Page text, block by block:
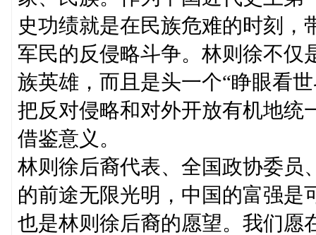
史功绩就是在民族危难的时刻
军民的反侵略斗争。林则徐不仅
族英雄，而且是头一个“睁眼看
把反对侵略和对外开放有机地统
借鉴意义。
林则徐后裔代表、全国政协委员
的前途无限光明，中国的富强是
也是林则徐后裔的愿望。我们愿